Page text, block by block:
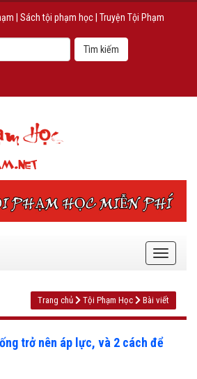
Sách tội phạm học Truyện Tội Phạm
Trang chủ Tội Phạm Học Bài viết
trở nên áp lực, và 2 cách để